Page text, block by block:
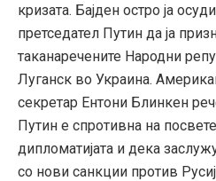
кризата. Бајден остро ја
претседател Путин да ја
таканаречените Народни
Луганск во Украина.
секретар Ентони Блинкен
Путин е спротивна на
дипломатијата и дека
со нови санкции против